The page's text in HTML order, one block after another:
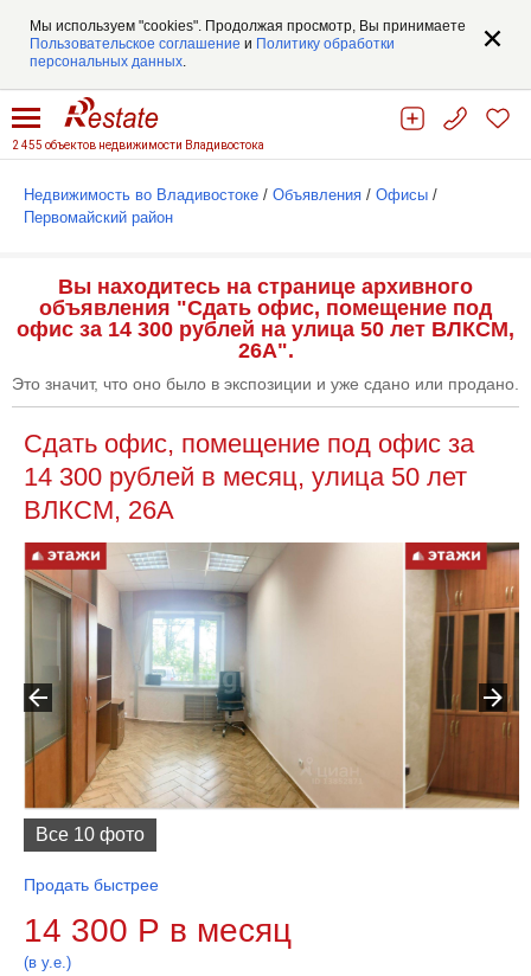
Мы используем "cookies". Продолжая просмотр, Вы принимаете
Пользовательское соглашение и Политику обработки
персональных данных.
2 455 объектов недвижимости Владивостока
Недвижимость во Владивостоке / Объявления / Офисы /
Первомайский район
Вы находитесь на странице архивного
объявления "Сдать офис, помещение под
офис за 14 300 рублей на улица 50 лет ВЛКСМ,
26А".
Это значит, что оно было в экспозиции и уже сдано или продано.
Сдать офис, помещение под офис за
14 300 рублей в месяц, улица 50 лет
ВЛКСМ, 26А
Все 10 фото
Продать быстрее
14 300 Р в месяц
(в у.е.)